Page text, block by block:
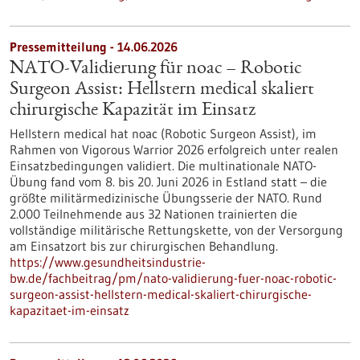
Pressemitteilung - 14.06.2026
NATO-Validierung für noac – Robotic
Surgeon Assist: Hellstern medical skaliert
chirurgische Kapazität im Einsatz
Hellstern medical hat noac (Robotic Surgeon Assist), im
Rahmen von Vigorous Warrior 2026 erfolgreich unter realen
Einsatzbedingungen validiert. Die multinationale NATO-
Übung fand vom 8. bis 20. Juni 2026 in Estland statt – die
größte militärmedizinische Übungsserie der NATO. Rund
2.000 Teilnehmende aus 32 Nationen trainierten die
vollständige militärische Rettungskette, von der Versorgung
am Einsatzort bis zur chirurgischen Behandlung.
https://www.gesundheitsindustrie-
bw.de/fachbeitrag/pm/nato-validierung-fuer-noac-robotic-
surgeon-assist-hellstern-medical-skaliert-chirurgische-
kapazitaet-im-einsatz